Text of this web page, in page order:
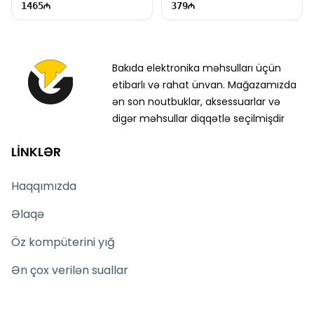
1465 379
Bakıda elektronika məhsulları üçün
etibarlı və rahat ünvan. Mağazamızda
ən son noutbuklar, aksessuarlar və
digər məhsullar diqqətlə seçilmişdir
LİNKLƏR
Haqqımızda
Əlaqə
Öz kompüterini yığ
Ən çox verilən suallar